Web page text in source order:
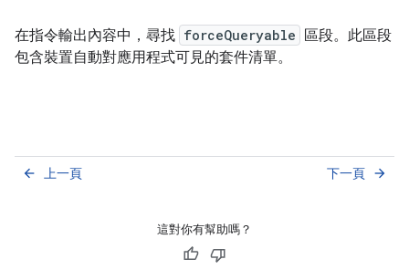
在指令輸出內容中，尋找 forceQueryable 區段。此區段
包含裝置自動對應用程式可見的套件清單。
上一頁
arrow_back 下一頁 arrow_forward
這對你有幫助嗎？